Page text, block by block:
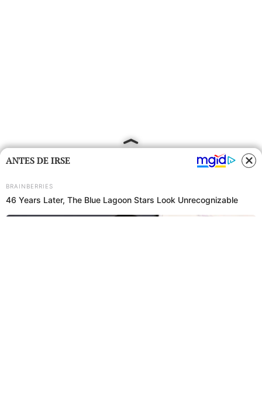
ANTES DE IRSE